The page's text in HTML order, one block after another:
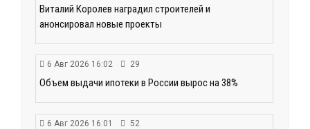
Виталий Королев наградил строителей и
анонсировал новые проекты
6 Авг 2026 16:02 29
Объем выдачи ипотеки в России вырос на 38%
6 Авг 2026 16:01 52